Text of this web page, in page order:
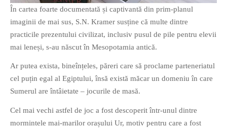
confunda cu dragostea,
cinismul cu idealismul si
poezia cu umorul.
În cartea foarte documentată și captivantă din prim-planul
imaginii de mai sus, S.N. Kramer susține că multe dintre
practicile prezentului civilizat, inclusiv pusul de pile pentru elevii
mai leneși, s-au născut în Mesopotamia antică.
Ar putea exista, bineînțeles, păreri care să proclame parteneriatul
cel puțin egal al Egiptului, însă există măcar un domeniu în care
Sumerul are întâietate – jocurile de masă.
Cel mai vechi astfel de joc a fost descoperit într-unul dintre
mormintele mai-marilor orașului Ur, motiv pentru care a fost